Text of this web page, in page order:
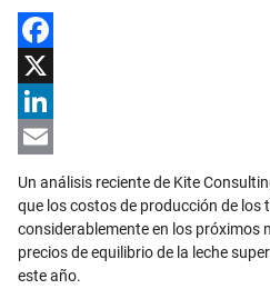
Facebook
X
LinkedIn
Un análisis reciente de Kite
que los costos de producción de
considerablemente en los próximos
precios de equilibrio de la leche
este año.